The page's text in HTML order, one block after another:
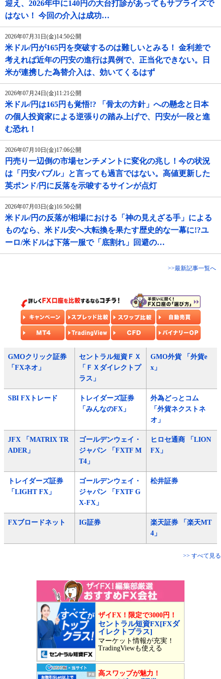
迎え、2026年中に140円の大台打診があってもサプライズで
はない！ 今回の介入は成功…
2026年07月31日(金)14:50公開
米ドル/円が165円を突破するのは難しいとみる！ 金利差で
考えれば近年の円安の進行は異例で、正当化できない。日
米が連携した為替介入は、効いてくるはず
2026年07月24日(金)11:21公開
米ドル/円は165円も覚悟!? 「骨太の方針」への懸念と日本
の個人投資家による逆張りの踏み上げで、円安が一段と進
む恐れ！
2026年07月10日(金)17:06公開
円売り一辺倒の市場センチメントに変化の兆し！今の状況
は「円安バブル」と言っても過言ではない。高値更新した
英ポンド/円に反落を示唆するサインが点灯
2026年07月03日(金)16:50公開
米ドル/円の反落が相場における「神の見えざる手」による
ものなら、米ドル安へ大転換を果たす歴史的な一幕に!?ユ
ーロ/米ドルは下落一服で「底割れ」回避の…
>>最新記事一覧へ
GMOクリック証券
「FXネオ」
セントラル短資ＦＸ
「ＦＸダイレクトプ
ラス」
GMO外貨 「外貨e
x」
SBI FXトレード
トレイダーズ証券
「みんなのFX」
外為どっとコム
「外貨ネクストネ
オ」
JFX 「MATRIX TR
ADER」
ゴールデンウェイ・
ジャパン 「FXTF M
T4」
ヒロセ通商 「LION
FX」
トレイダーズ証券
「LIGHT FX」
ゴールデンウェイ・
ジャパン 「FXTF G
X-FX」
松井証券
FXブロードネット IG証券
楽天証券 「楽天MT
4」
>> すべて見る
ザイFX！限定で3000円！
セントラル短資FX[FXダ
イレクトプラス]
マーケット情報が充実！
TradingViewも使える
高スワップが魅力！